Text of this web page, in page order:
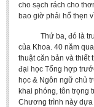
cho sạch rách cho
bao giờ phải hổ thẹn
Thứ ba, đó là
của Khoa. 40 năm
thuật căn bản và thiết
đại học Tổng hợp
học & Ngôn ngữ chủ
khai phóng, tôn trọng
Chương trình này